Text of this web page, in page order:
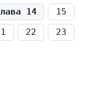
14
15
22
23